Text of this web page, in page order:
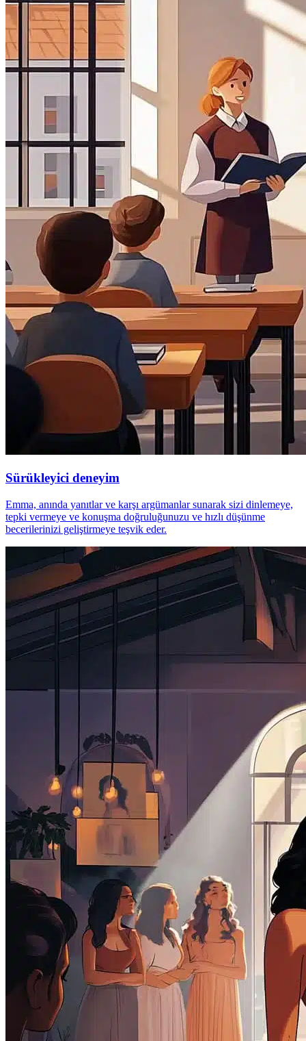
Sürükleyici deneyim
Emma, anında yanıtlar ve karşı argümanlar sunarak sizi dinlemeye,
tepki vermeye ve konuşma doğruluğunuzu ve hızlı düşünme
becerilerinizi geliştirmeye teşvik eder.